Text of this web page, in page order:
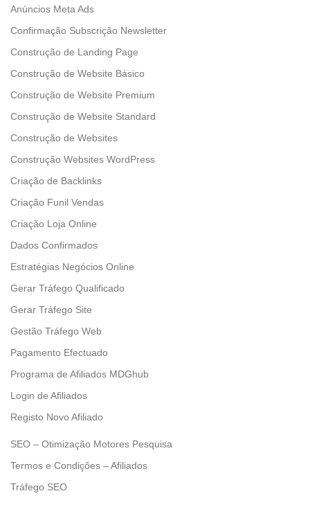
Anúncios Meta Ads
Confirmação Subscrição Newsletter
Construção de Landing Page
Construção de Website Básico
Construção de Website Premium
Construção de Website Standard
Construção de Websites
Construção Websites WordPress
Criação de Backlinks
Criação Funil Vendas
Criação Loja Online
Dados Confirmados
Estratégias Negócios Online
Gerar Tráfego Qualificado
Gerar Tráfego Site
Gestão Tráfego Web
Pagamento Efectuado
Programa de Afiliados MDGhub
Login de Afiliados
Registo Novo Afiliado
SEO – Otimização Motores Pesquisa
Termos e Condições – Afiliados
Tráfego SEO